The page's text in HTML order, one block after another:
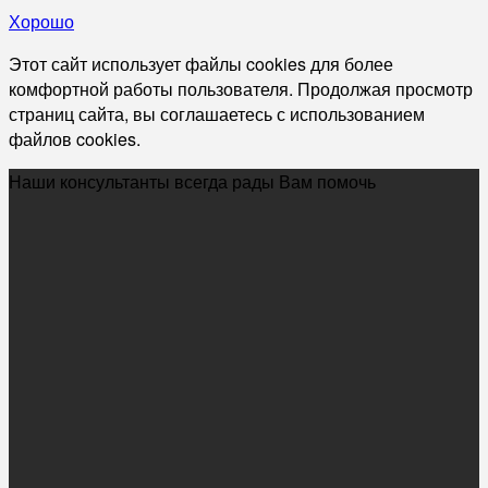
Хорошо
Этот сайт использует файлы cookies для более
комфортной работы пользователя. Продолжая просмотр
страниц сайта, вы соглашаетесь с использованием
файлов cookies.
Наши консультанты всегда рады Вам помочь